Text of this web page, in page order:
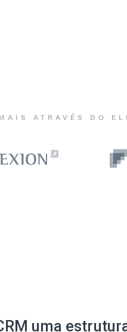
ATRAVÉS DO
uma